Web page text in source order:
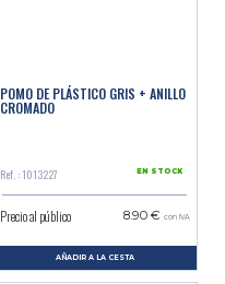
POMO DE PLÁSTICO GRIS + ANILLO
CROMADO
Ref. : 1013227 EN STOCK
Precio al público 8.90 € con IVA
AÑADIR A LA CESTA